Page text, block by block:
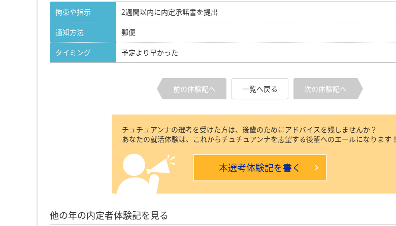
拘束や指示
2週間以内に内定承諾書を提出
通知方法
郵便
タイミング
予定より早かった
前の体験記へ 一覧へ戻る 次の体験記へ
チュチュアンナの選考を受けた方は、後輩のためにアドバイスを残しませんか？
あなたの就活体験は、これからチュチュアンナを志望する後輩へのエールになります！
本選考体験記を書く
他の年の内定者体験記を見る